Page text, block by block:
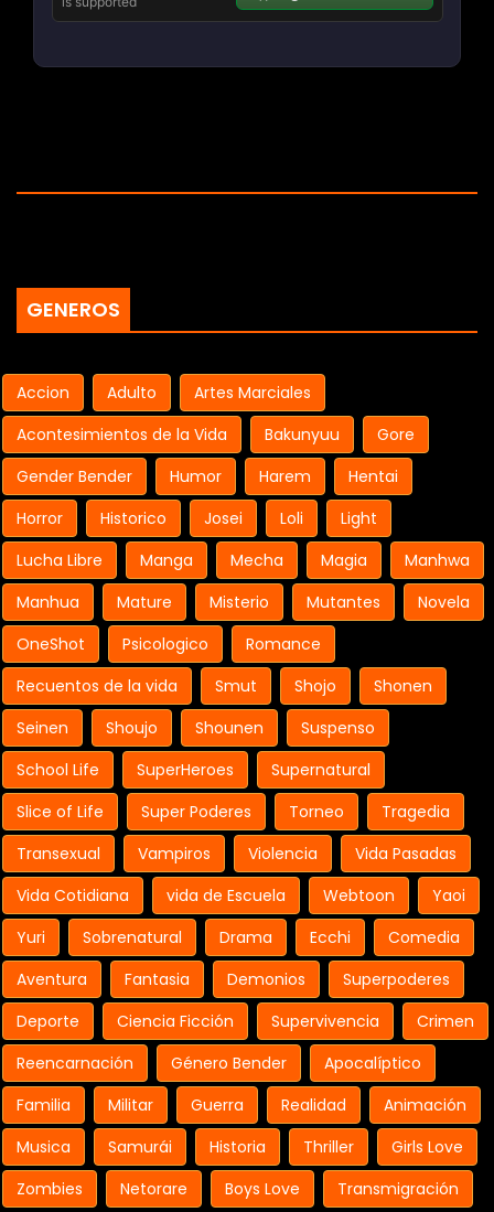
GENEROS
Accion Adulto
Artes Marciales
Acontesimientos de la Vida
Bakunyuu
Gore
Gender Bender
Humor Harem
Hentai
Horror
Historico Josei Loli
Light
Lucha Libre
Manga Mecha Magia
Manhwa
Manhua
Mature Misterio Mutantes
Novela
OneShot
Psicologico
Romance
Recuentos de la vida
Smut Shojo
Shonen
Seinen
Shoujo Shounen
Suspenso
School Life
SuperHeroes
Supernatural
Slice of Life
Super Poderes Torneo
Tragedia
Transexual
Vampiros Violencia
Vida Pasadas
Vida Cotidiana
vida de Escuela Webtoon
Yaoi
Yuri
Sobrenatural Drama Ecchi
Comedia
Aventura
Fantasia Demonios
Superpoderes
Deporte
Ciencia Ficción Supervivencia
Crimen
Reencarnación
Género Bender
Apocalíptico
Familia
Militar Guerra Realidad
Animación
Musica
Samurái Historia Thriller
Girls Love
Zombies
Netorare Boys Love Transmigración